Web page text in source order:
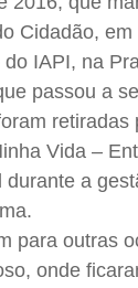
Cidadão,
IAPI, na
passou a
Vida –
a
para outras
onde